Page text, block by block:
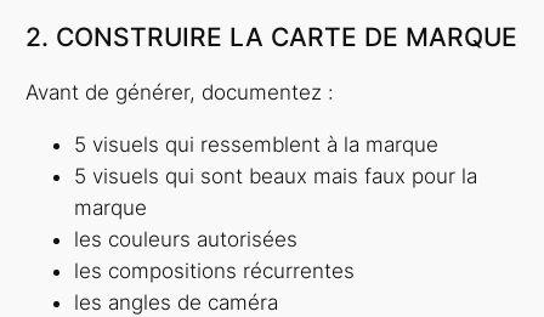
2. CONSTRUIRE LA CARTE DE MARQUE
Avant de générer, documentez :
5 visuels qui ressemblent à la marque
5 visuels qui sont beaux mais faux pour la
marque
les couleurs autorisées
les compositions récurrentes
les angles de caméra